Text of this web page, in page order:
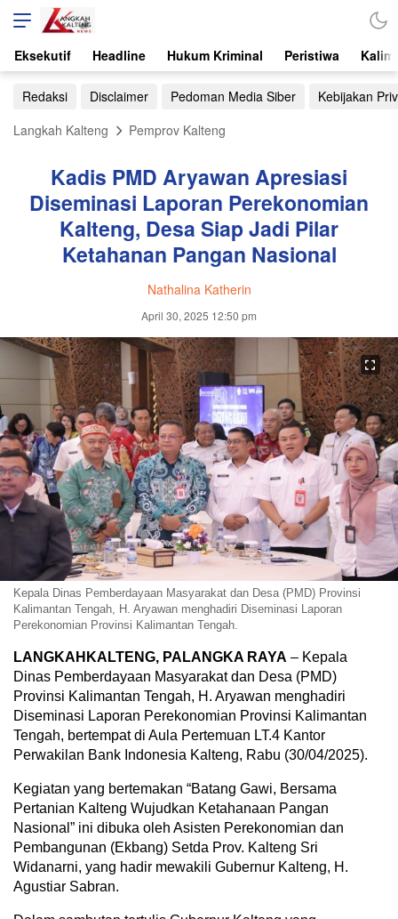
Eksekutif Headline Hukum Kriminal Peristiwa
Redaksi Disclaimer Pedoman Media Siber
Kebijakan
Langkah Kalteng
Pemprov Kalteng
Kadis PMD Aryawan Apresiasi
Diseminasi Laporan Perekonomian
Kalteng, Desa Siap Jadi Pilar
Ketahanan Pangan Nasional
Nathalina Katherin
April 30, 2025 12:50 pm
Kepala Dinas Pemberdayaan Masyarakat dan Desa (PMD) Provinsi
Kalimantan Tengah, H. Aryawan menghadiri Diseminasi Laporan
Perekonomian Provinsi Kalimantan Tengah.
LANGKAHKALTENG, PALANGKA RAYA – Kepala
Dinas Pemberdayaan Masyarakat dan Desa (PMD)
Provinsi Kalimantan Tengah, H. Aryawan menghadiri
Diseminasi Laporan Perekonomian Provinsi Kalimantan
Tengah, bertempat di Aula Pertemuan LT.4 Kantor
Perwakilan Bank Indonesia Kalteng, Rabu (30/04/2025).
Kegiatan yang bertemakan “Batang Gawi, Bersama
Pertanian Kalteng Wujudkan Ketahanaan Pangan
Nasional” ini dibuka oleh Asisten Perekonomian dan
Pembangunan (Ekbang) Setda Prov. Kalteng Sri
Widanarni, yang hadir mewakili Gubernur Kalteng, H.
Agustiar Sabran.